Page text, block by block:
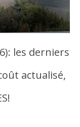
les derniers
actualisé,